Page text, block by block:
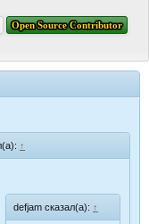
Open Source Contributor
↑
defjam сказал(а): ↑